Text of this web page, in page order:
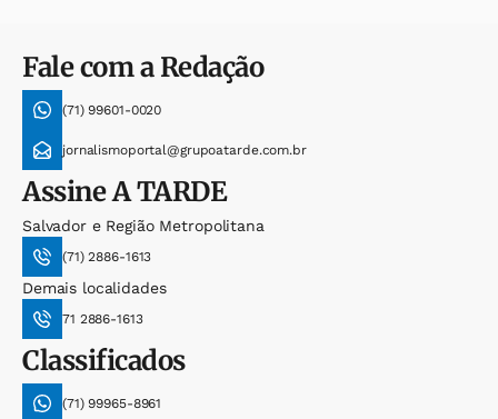
Fale com a Redação
(71) 99601-0020
jornalismoportal@grupoatarde.com.br
AssineA TARDE
Salvador e Região Metropolitana
(71) 2886-1613
Demais localidades
71 2886-1613
Classificados
(71) 99965-8961